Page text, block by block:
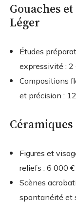
Gouaches
Léger
Études
expressivité : 2
Compositions
et précision :
Figures et
reliefs : 6 000
Scènes
spontanéité et